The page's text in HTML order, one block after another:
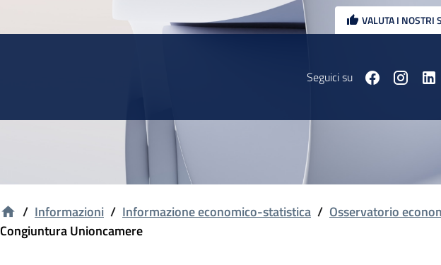
VALUTA I NOSTRI
Seguici su
/ Informazioni / Informazione economico-statistica / Osservatorio
Congiuntura Unioncamere